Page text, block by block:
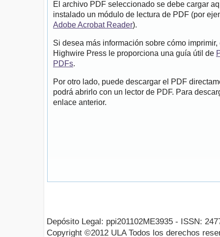
El archivo PDF seleccionado se debe cargar
instalado un módulo de lectura de PDF (por
Adobe Acrobat Reader).
Si desea más información sobre cómo
Highwire Press le proporciona una guía útil de
PDFs.
Por otro lado, puede descargar el PDF
podrá abrirlo con un lector de PDF. Para
enlace anterior.
Depósito Legal: ppi201102ME3935 - ISSN:
Copyright ©2012 ULA Todos los derechos